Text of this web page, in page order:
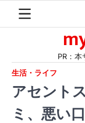
PR：
生活・ライフ
アセント
ミ、悪い